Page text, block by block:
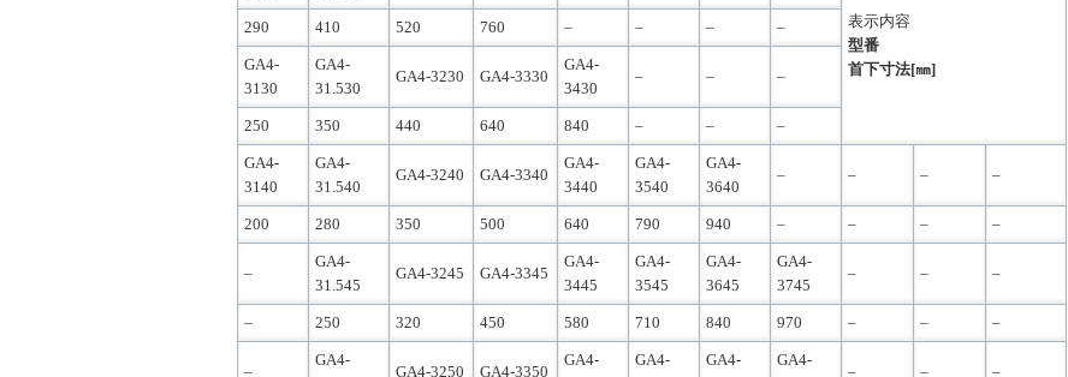
表示内容
型番
首下寸法[㎜]
290 410 520 760 – – – –
GA4-
3130
GA4-
31.530
GA4-3230 GA4-3330
GA4-
3430
– – –
250 350 440 640 840 – – –
GA4-
3140
GA4-
31.540
GA4-3240 GA4-3340
GA4-
3440
GA4-
3540
GA4-
3640
– – – –
200 280 350 500 640 790 940 – – – –
–
GA4-
31.545
GA4-3245 GA4-3345
GA4-
3445
GA4-
3545
GA4-
3645
GA4-
3745
– – –
– 250 320 450 580 710 840 970 – – –
–
GA4-
GA4-3250 GA4-3350
GA4-
GA4-
GA4-
GA4-
– – –